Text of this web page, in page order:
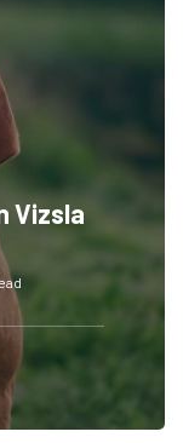
Vizsla